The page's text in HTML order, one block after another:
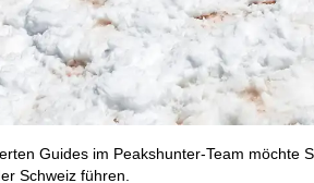
Guides im Peakshunter-Team
Schweiz führen.